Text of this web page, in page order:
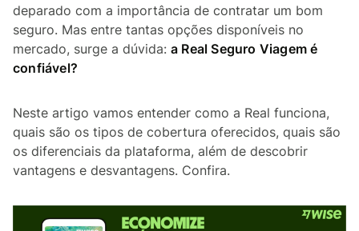
deparado com a importância de contratar um bom
seguro. Mas entre tantas opções disponíveis no
mercado, surge a dúvida: a Real Seguro Viagem é
confiável?
Neste artigo vamos entender como a Real funciona,
quais são os tipos de cobertura oferecidos, quais são
os diferenciais da plataforma, além de descobrir
vantagens e desvantagens. Confira.